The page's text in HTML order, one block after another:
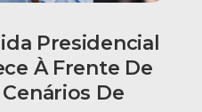
Presidencial
À Frente De
De